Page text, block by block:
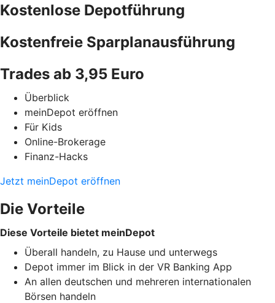
Kostenlose Depotführung
Kostenfreie Sparplanausführung
Trades ab 3,95 Euro
Überblick
meinDepot eröffnen
Für Kids
Online-Brokerage
Finanz-Hacks
Jetzt meinDepot eröffnen
Die Vorteile
Diese Vorteile bietet meinDepot
Überall handeln, zu Hause und unterwegs
Depot immer im Blick in der VR Banking App
An allen deutschen und mehreren internationalen
Börsen handeln